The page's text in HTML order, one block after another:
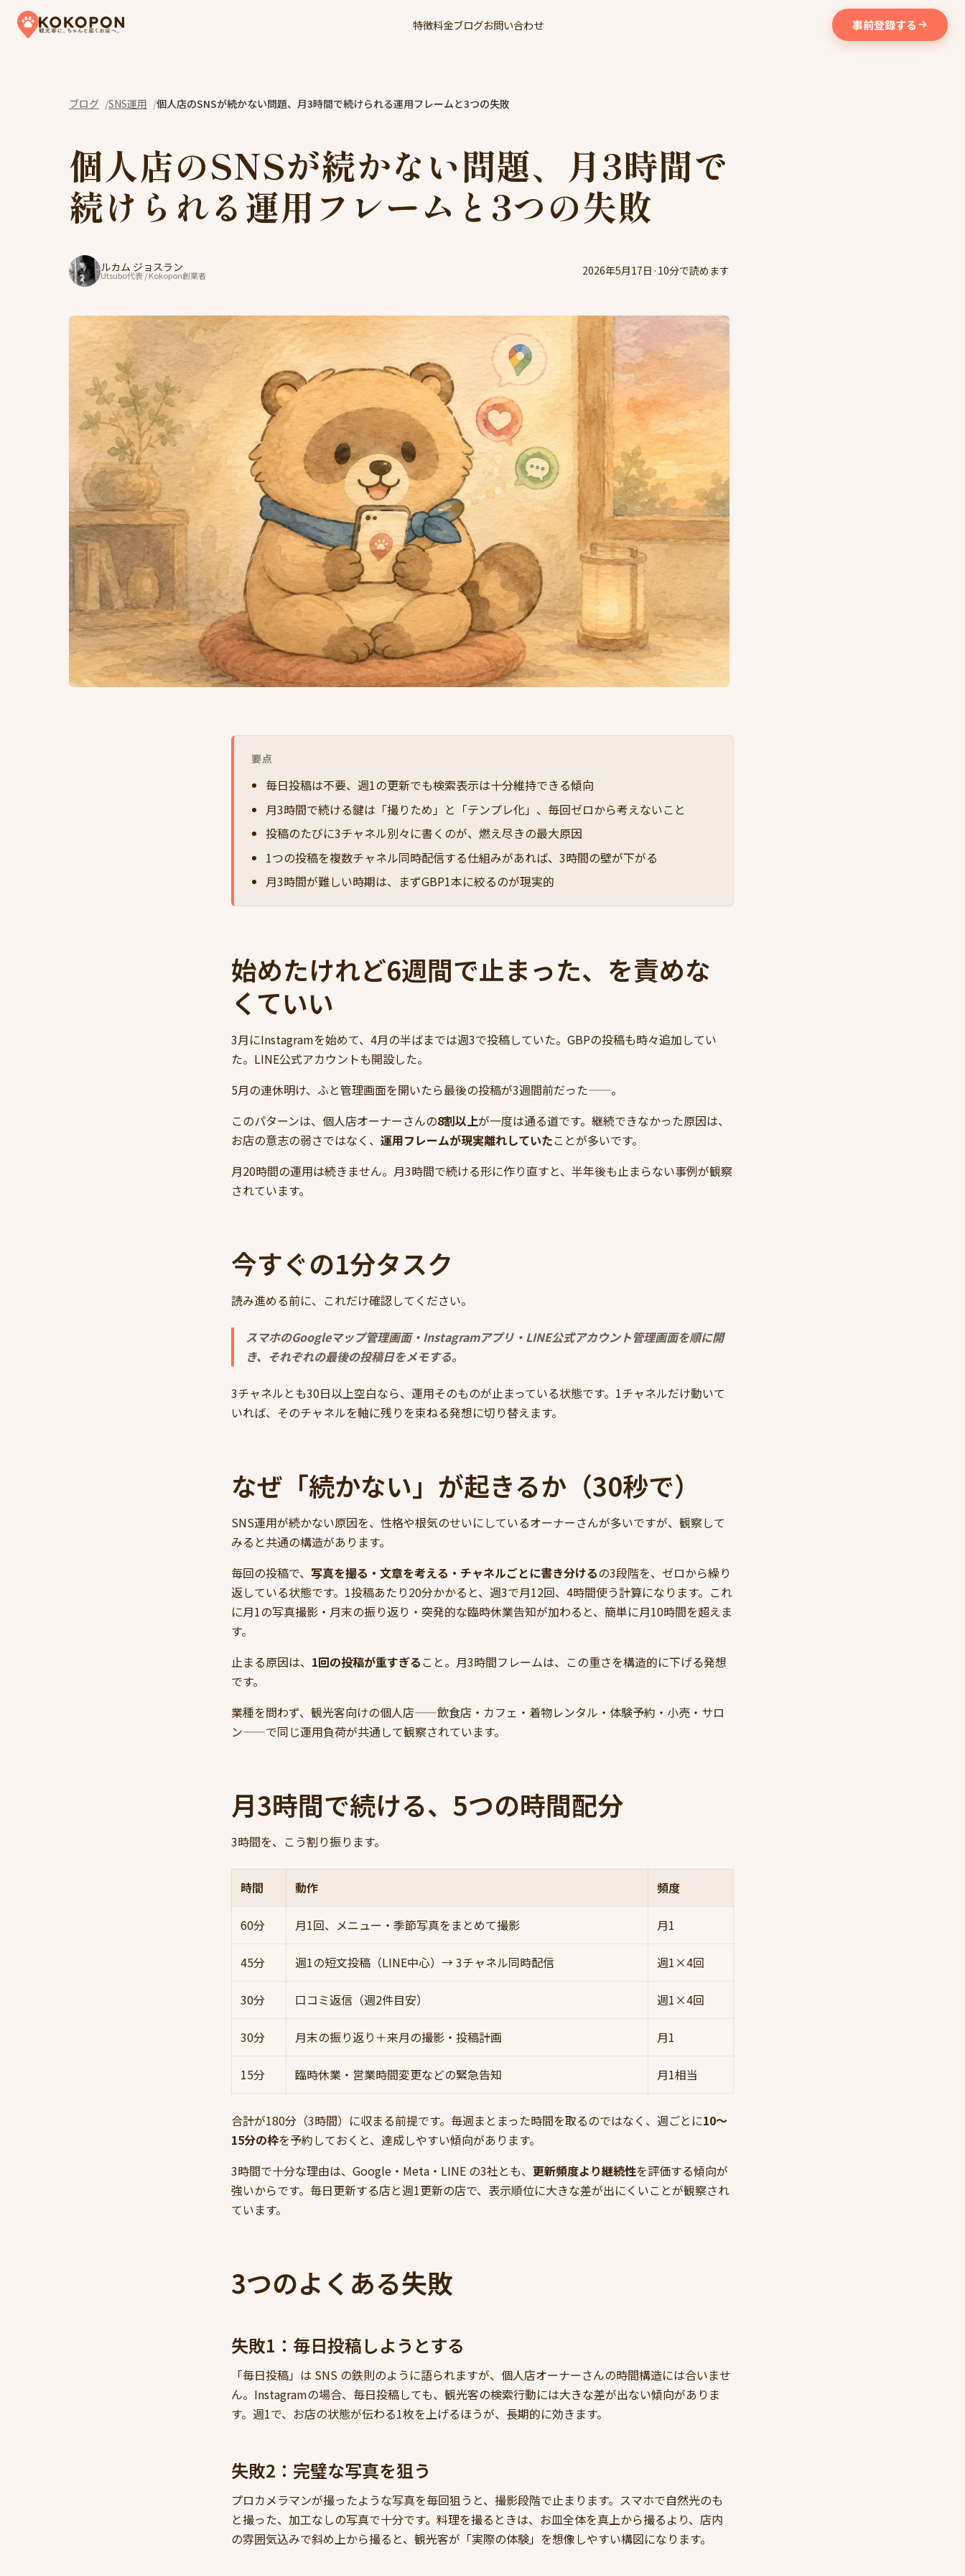
Skip to content
特徴料金ブログお問い合わせ 事前登録する
ブログ SNS運用 個人店のSNSが続かない問題、月3時間で続けられる運用フレームと3つの失敗
個人店のSNSが続かない問題、月3時間で
続けられる運用フレームと3つの失敗
ルカム ジョスラン
Utsubo代表 / Kokopon創業者 2026年5月17日 · 10分で読めます
要点
毎日投稿は不要、週1の更新でも検索表示は十分維持できる傾向
月3時間で続ける鍵は「撮りため」と「テンプレ化」、毎回ゼロから考えないこと
投稿のたびに3チャネル別々に書くのが、燃え尽きの最大原因
1つの投稿を複数チャネル同時配信する仕組みがあれば、3時間の壁が下がる
月3時間が難しい時期は、まずGBP1本に絞るのが現実的
始めたけれど6週間で止まった、を責めな
くていい
3月にInstagramを始めて、4月の半ばまでは週3で投稿していた。GBPの投稿も時々追加してい
た。LINE公式アカウントも開設した。
5月の連休明け、ふと管理画面を開いたら最後の投稿が3週間前だった——。
このパターンは、個人店オーナーさんの8割以上が一度は通る道です。継続できなかった原因は、
お店の意志の弱さではなく、 運用フレームが現実離れしていたことが多いです。
月20時間の運用は続きません。月3時間で続ける形に作り直すと、半年後も止まらない事例が観察
されています。
今すぐの1分タスク
読み進める前に、これだけ確認してください。
スマホのGoogleマップ管理画面・Instagramアプリ・LINE公式アカウント管理画面を順に開
き、それぞれの最後の投稿日をメモする。
3チャネルとも30日以上空白なら、運用そのものが止まっている状態です。1チャネルだけ動いて
いれば、そのチャネルを軸に残りを束ねる発想に切り替えます。
なぜ「続かない」が起きるか（30秒で）
SNS運用が続かない原因を、性格や根気のせいにしているオーナーさんが多いですが、観察して
みると共通の構造があります。
毎回の投稿で、 写真を撮る・文章を考える・チャネルごとに書き分けるの3段階を、ゼロから繰り
返している状態です。1投稿あたり20分かかると、週3で月12回、4時間使う計算になります。これ
に月1の写真撮影・月末の振り返り・突発的な臨時休業告知が加わると、簡単に月10時間を超えま
す。
止まる原因は、 1回の投稿が重すぎること。月3時間フレームは、この重さを構造的に下げる発想
です。
業種を問わず、観光客向けの個人店——飲食店・カフェ・着物レンタル・体験予約・小売・サロ
ン——で同じ運用負荷が共通して観察されています。
月3時間で続ける、5つの時間配分
3時間を、こう割り振ります。
時間 動作 頻度
60分 月1回、メニュー・季節写真をまとめて撮影 月1
45分 週1の短文投稿（LINE中心）→ 3チャネル同時配信 週1×4回
30分 口コミ返信（週2件目安） 週1×4回
30分 月末の振り返り＋来月の撮影・投稿計画 月1
15分 臨時休業・営業時間変更などの緊急告知 月1相当
合計が180分（3時間）に収まる前提です。毎週まとまった時間を取るのではなく、週ごとに10〜
15分の枠を予約しておくと、達成しやすい傾向があります。
3時間で十分な理由は、Google・Meta・LINE の3社とも、 更新頻度より継続性を評価する傾向が
強いからです。毎日更新する店と週1更新の店で、表示順位に大きな差が出にくいことが観察され
ています。
3つのよくある失敗
失敗1：毎日投稿しようとする
「毎日投稿」は SNS の鉄則のように語られますが、個人店オーナーさんの時間構造には合いませ
ん。Instagramの場合、毎日投稿しても、観光客の検索行動には大きな差が出ない傾向がありま
す。週1で、お店の状態が伝わる1枚を上げるほうが、長期的に効きます。
失敗2：完璧な写真を狙う
プロカメラマンが撮ったような写真を毎回狙うと、撮影段階で止まります。スマホで自然光のも
と撮った、加工なしの写真で十分です。料理を撮るときは、お皿全体を真上から撮るより、店内
の雰囲気込みで斜め上から撮ると、観光客が「実際の体験」を想像しやすい構図になります。